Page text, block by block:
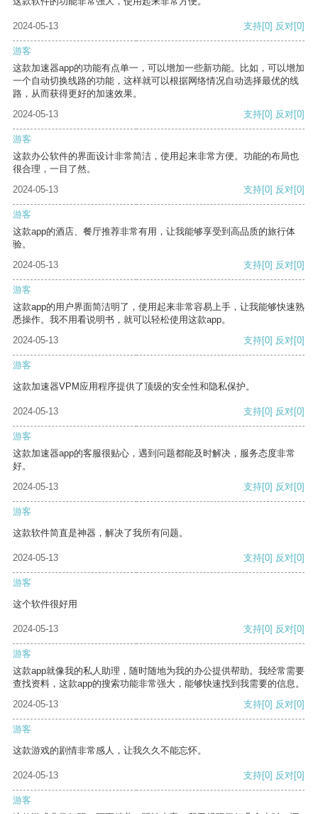
2024-05-13 支持[0] 反对[0]
游客
这款加速器app的功能有点单一，可以增加一些新功能。比如，可以增加
一个自动切换线路的功能，这样就可以根据网络情况自动选择最优的线
路，从而获得更好的加速效果。
2024-05-13
支持[0] 反对[0]
游客
这款办公软件的界面设计非常简洁，使用起来非常方便。功能的布局也
很合理，一目了然。
2024-05-13
支持[0] 反对[0]
游客
这款app的酒店、餐厅推荐非常有用，让我能够享受到高品质的旅行体
验。
2024-05-13
支持[0] 反对[0]
游客
这款app的用户界面简洁明了，使用起来非常容易上手，让我能够快速熟
悉操作。我不用看说明书，就可以轻松使用这款app。
2024-05-13
支持[0] 反对[0]
游客
这款加速器VPM应用程序提供了顶级的安全性和隐私保护。
2024-05-13 支持[0] 反对[0]
游客
这款加速器app的客服很贴心，遇到问题都能及时解决，服务态度非常
好。
2024-05-13
支持[0] 反对[0]
游客
这款软件简直是神器，解决了我所有问题。
2024-05-13 支持[0] 反对[0]
游客
这个软件很好用
2024-05-13 支持[0] 反对[0]
游客
这款app就像我的私人助理，随时随地为我的办公提供帮助。我经常需要
查找资料，这款app的搜索功能非常强大，能够快速找到我需要的信息。
2024-05-13
支持[0] 反对[0]
游客
这款游戏的剧情非常感人，让我久久不能忘怀。
2024-05-13 支持[0] 反对[0]
游客